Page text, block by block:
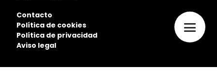
Contacto
Política de cookies
Política de privacidad
Aviso legal